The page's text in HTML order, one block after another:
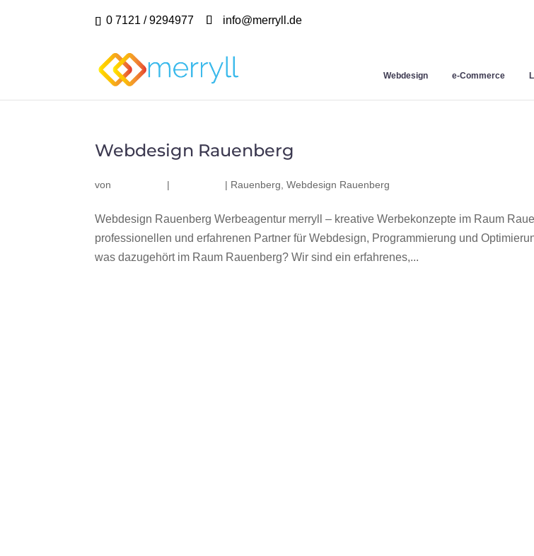
0 7121 / 9294977 info@merryll.de
Webdesign e-Commerce
Webdesign Rauenberg
von | | Rauenberg ,Webdesign Rauenberg
Webdesign Rauenberg Werbeagentur merryll – kreative Werbekonzepte im Raum
professionellen und erfahrenen Partner für Webdesign, Programmierung und
was dazugehört im Raum Rauenberg? Wir sind ein erfahrenes,...